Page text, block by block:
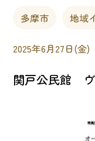
多摩市 地域
2025年6月27日(金)
関戸公民館 ヴ